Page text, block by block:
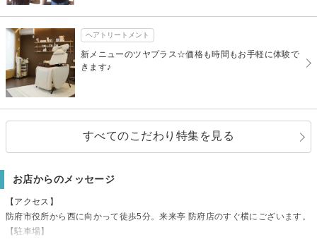
ヘアトリートメント
新メニューのツヤプラス☆価格も時間もお手軽に体験で
きます♪
すべてのこだわり特集を見る
お店からのメッセージ
【アクセス】
防府市役所から西に向かって徒歩5分。来来亭 防府店のすぐ横にございます。
【駐車場】